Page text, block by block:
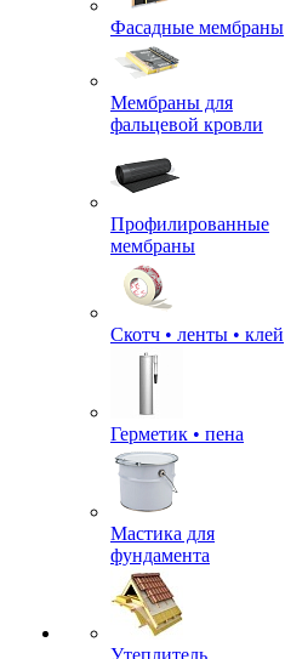
Фасадные мембраны
Мембраны для
фальцевой кровли
Профилированные
мембраны
Скотч • ленты • клей
Герметик • пена
Мастика для
фундамента
Утеплитель